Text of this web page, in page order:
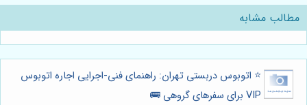
مطالب مشابه
⭐️ اتوبوس دربستی تهران: راهنمای فنی-اجرایی اجاره اتوبوس
VIP برای سفرهای گروهی 🚌